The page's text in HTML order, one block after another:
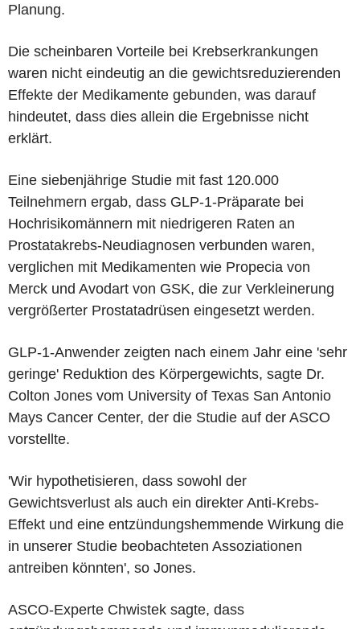
Planung.
Die scheinbaren Vorteile bei Krebserkrankungen
waren nicht eindeutig an die gewichtsreduzierenden
Effekte der Medikamente gebunden, was darauf
hindeutet, dass dies allein die Ergebnisse nicht
erklärt.
Eine siebenjährige Studie mit fast 120.000
Teilnehmern ergab, dass GLP-1-Präparate bei
Hochrisikomännern mit niedrigeren Raten an
Prostatakrebs-Neudiagnosen verbunden waren,
verglichen mit Medikamenten wie Propecia von
Merck und Avodart von GSK, die zur Verkleinerung
vergrößerter Prostatadrüsen eingesetzt werden.
GLP-1-Anwender zeigten nach einem Jahr eine 'sehr
geringe' Reduktion des Körpergewichts, sagte Dr.
Colton Jones vom University of Texas San Antonio
Mays Cancer Center, der die Studie auf der ASCO
vorstellte.
'Wir hypothetisieren, dass sowohl der
Gewichtsverlust als auch ein direkter Anti-Krebs-
Effekt und eine entzündungshemmende Wirkung die
in unserer Studie beobachteten Assoziationen
antreiben könnten', so Jones.
ASCO-Experte Chwistek sagte, dass